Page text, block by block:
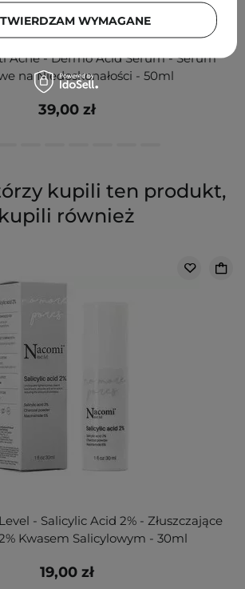
Acne - Dermo Acid Serum - Serum
na Niedoskonałości - 50ml
39,00 zł
kupili ten produkt,
kupili również
- Salicylic Acid 2% - Złuszczające
Kwasem Salicylowym - 30ml
19,00 zł
WYMAGANE